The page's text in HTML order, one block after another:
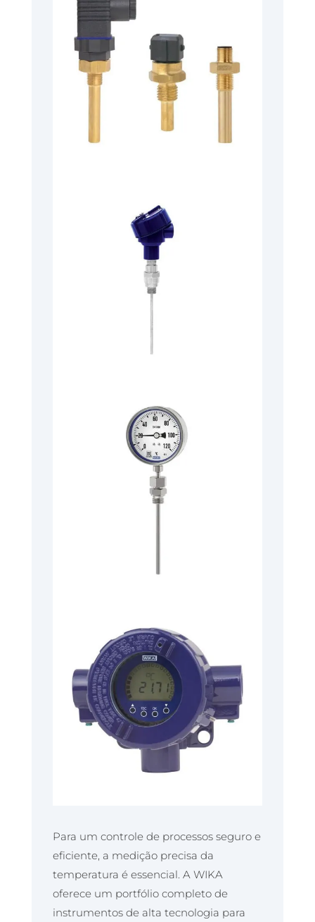
Para um controle de processos seguro e
eficiente, a medição precisa da
temperatura é essencial. A WIKA
oferece um portfólio completo de
instrumentos de alta tecnologia para